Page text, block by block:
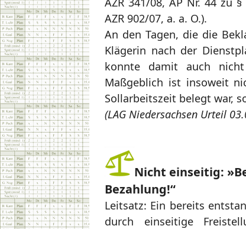
AZR 902/07, a. a. O.).
An den Tagen, die die
Klägerin nach der
konnte damit auch
Maßgeblich ist insoweit
Sollarbeitszeit belegt war,
(LAG Niedersachsen Urteil
Nicht einseitig:
Bezahlung!“
Leitsatz: Ein bereits
durch einseitige